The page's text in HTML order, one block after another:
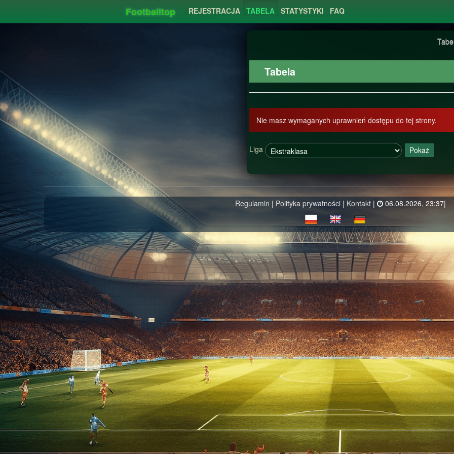
Footballtop REJESTRACJA TABELA STATYSTYKI FAQ
Tabela
Nie masz wymaganych uprawnień dostępu do tej strony.
Liga Pokaż
Regulamin | Polityka prywatności | Kontakt | 06.08.2026, 23:37|